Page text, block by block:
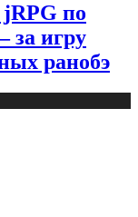
jRPG по
за игру
ранобэ